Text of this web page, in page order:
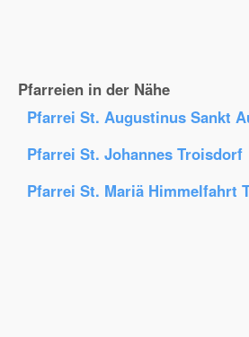
Pfarreien in der Nähe
Pfarrei St. Augustinus Sankt
Pfarrei St. Johannes Troisdorf
Pfarrei St. Mariä Himmelfahrt